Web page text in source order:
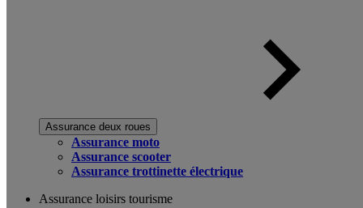
Assurance deux roues
Assurance moto
Assurance scooter
Assurance trottinette électrique
Assurance loisirs tourisme